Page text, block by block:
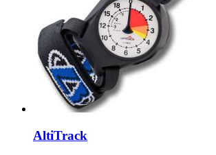
AltiTrack